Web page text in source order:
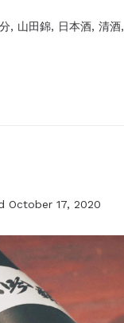
, 山田錦, 日本酒, 清酒,
October 17, 2020